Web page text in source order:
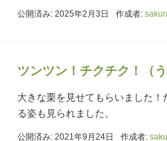
公開済み: 2025年2月3日 作成者:
ツンツン！チクチク！（
大きな栗を見せてもらいました
る姿も見られました。
公開済み: 2021年9月24日 作成者: